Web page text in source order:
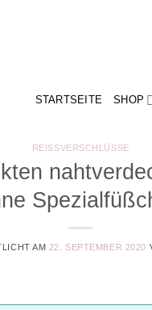
STARTSEITE SHOP
REISSVERSCHLÜSSE
AM 22. SEPTEMBER 2020